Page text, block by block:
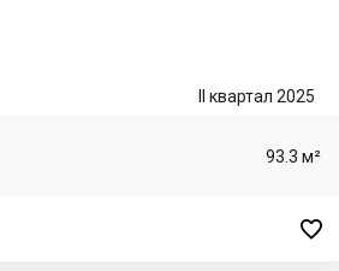
II квартал 2025
93.3 м²
